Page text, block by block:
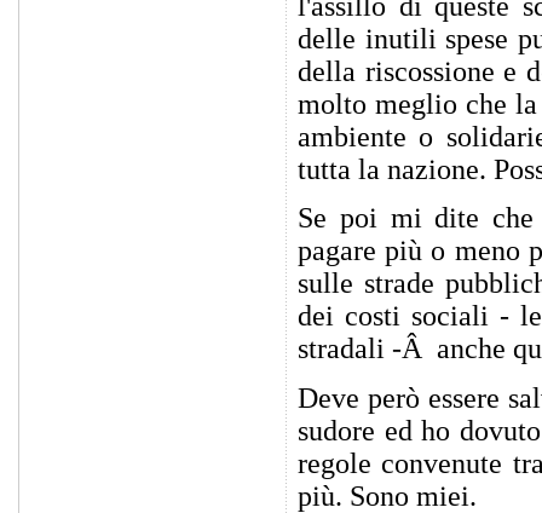
delle inutili spese
della riscossione e
molto meglio che
ambiente o
tutta la nazione.
Se poi mi dite
pagare più o meno
sulle strade
dei costi sociali -
stradali -Â anche
Deve però essere
sudore ed ho
regole convenute
più. Sono miei.